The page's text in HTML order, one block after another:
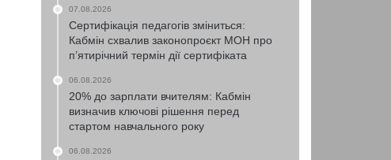
07.08.2026
Сертифікація педагогів зміниться:
Кабмін схвалив законопроєкт МОН про
п’ятирічний термін дії сертифіката
06.08.2026
20% до зарплати вчителям: Кабмін
визначив ключові рішення перед
стартом навчального року
06.08.2026